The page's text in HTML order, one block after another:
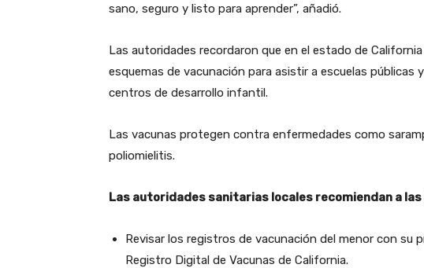
sano, seguro y listo para aprender”, añadió.
Las autoridades recordaron que en el estado de
esquemas de vacunación para asistir a escuelas públicas
centros de desarrollo infantil.
Las vacunas protegen contra enfermedades como
poliomielitis.
Las autoridades sanitarias locales recomiendan a
Revisar los registros de vacunación del menor con su
Registro Digital de Vacunas de California.